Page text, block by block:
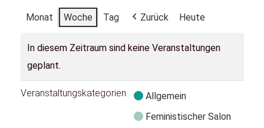
Monat Woche Tag Zurück Heute
In diesem Zeitraum sind keine Veranstaltungen
geplant.
Veranstaltungskategorien
Allgemein
Feministischer Salon